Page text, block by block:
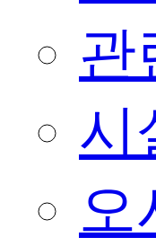
관
시
오